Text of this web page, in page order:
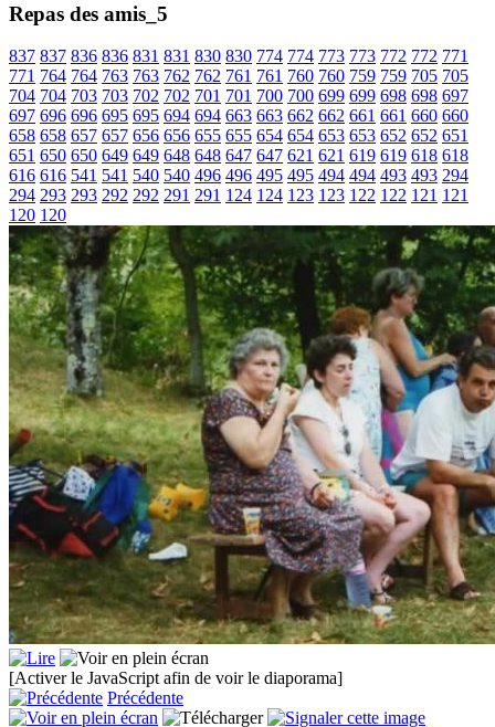
Repas des amis_5
837 837 836 836 831 831 830 830 774 774 773 773 772 772 771
771 764 764 763 763 762 762 761 761 760 760 759 759 705 705
704 704 703 703 702 702 701 701 700 700 699 699 698 698 697
697 696 696 695 695 694 694 663 663 662 662 661 661 660 660
658 658 657 657 656 656 655 655 654 654 653 653 652 652 651
651 650 650 649 649 648 648 647 647 621 621 619 619 618 618
616 616 541 541 540 540 496 496 495 495 494 494 493 493 294
294 293 293 292 292 291 291 124 124 123 123 122 122 121 121
120 120
[Activer le JavaScript afin de voir le diaporama]
Précédente